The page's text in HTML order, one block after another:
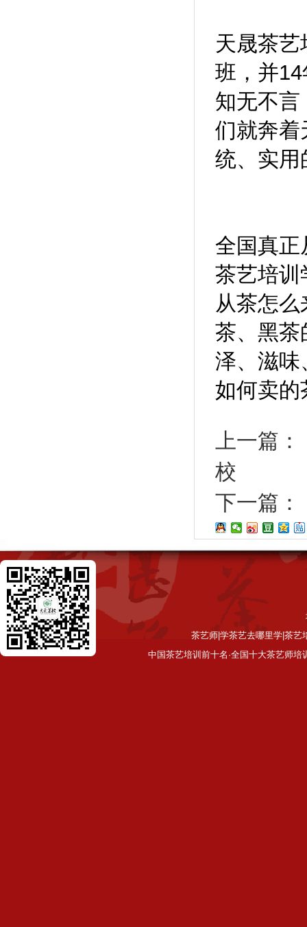
天晟茶
班，并
知无不言
们就奔着
统、实用
全国真正
茶艺培训
从茶怎
茶、黑茶
泽、滋味
如何卖的
上一篇：
校
下一篇：
茶艺师|学茶艺去哪里学|茶艺
中国茶艺培训前十名·全国十大茶艺师培